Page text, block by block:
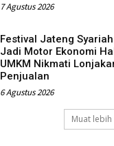
7 Agustus 2026
Festival Jateng
Jadi Motor Ekonomi
UMKM Nikmati
Penjualan
6 Agustus 2026
Muat